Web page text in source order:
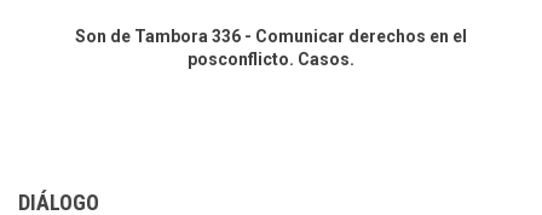
Son de Tambora 336 - Comunicar derechos en el
posconflicto. Casos.
DIÁLOGO